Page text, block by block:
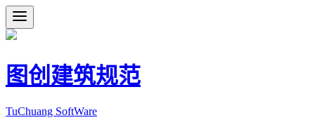
图创建筑规范
TuChuang SoftWare